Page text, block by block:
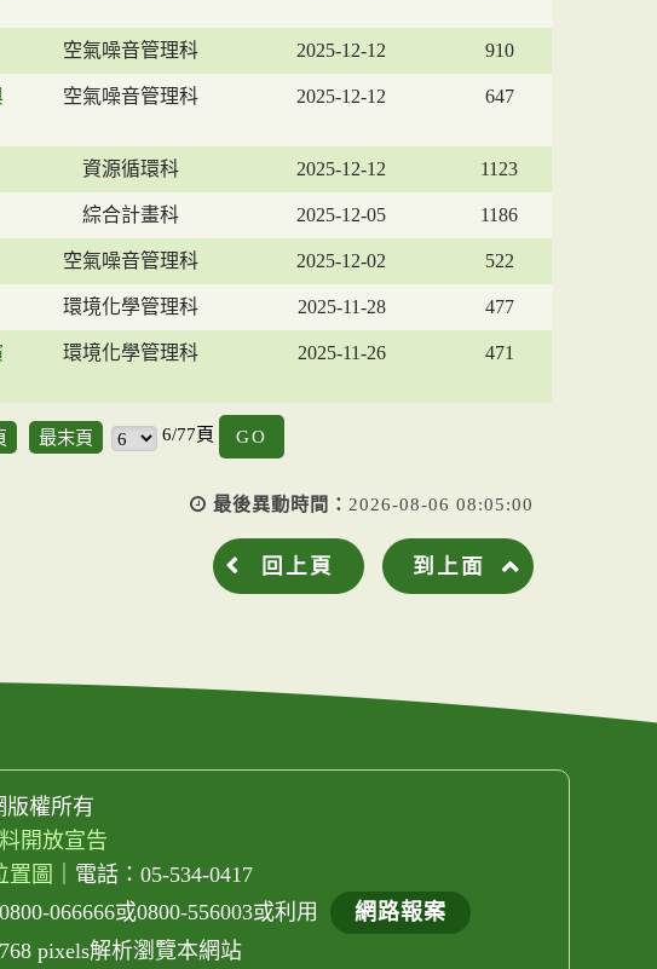
空氣噪音管理科 2025-12-12 910
空氣噪音管理科 2025-12-12 647
資源循環科 2025-12-12 1123
綜合計畫科 2025-12-05 1186
空氣噪音管理科 2025-12-02 522
環境化學管理科 2025-11-28 477
環境化學管理科 2025-11-26 471
最末頁 6/77頁 GO
最後異動時間： 2026-08-06 08:05:00
回上頁 到上面
版權所有
開放宣告
置圖
電話：05-534-0417
066666或0800-556003或利用
網路報案
pixels解析瀏覽本網站